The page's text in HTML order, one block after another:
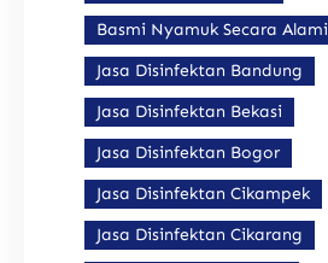
Basmi Nyamuk Secara Alami
Jasa Disinfektan Bandung
Jasa Disinfektan Bekasi
Jasa Disinfektan Bogor
Jasa Disinfektan Cikampek
Jasa Disinfektan Cikarang